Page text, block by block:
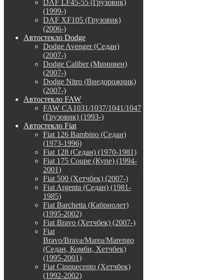
DAF LF45-55 (Грузовик)
(1999-)
DAF XF105 (Грузовик)
(2006-)
Автостекло Dodge
Dodge Avenger (Седан)
(2007-)
Dodge Caliber (Минивен)
(2007-)
Dodge Nitro (Внедорожник)
(2007-)
Автостекло FAW
FAW CA1031/1037/1041/1047
(Грузовик) (1993-)
Автостекло Fiat
Fiat 126 Bambino (Седан)
(1973-1996)
Fiat 128 (Седан) (1970-1981)
Fiat 175 Coupe (Купе) (1994-
2001)
Fiat 500 (Хетчбек) (2007-)
Fiat Argenta (Седан) (1981-
1985)
Fiat Barchetta (Кабриолет)
(1995-2002)
Fiat Bravo (Хетчбек) (2007-)
Fiat
Bravo/Brava/Marea/Marengo
(Седан, Комби, Хетчбек)
(1995-2001)
Fiat Cinquecento (Хетчбек)
(1992-2002)